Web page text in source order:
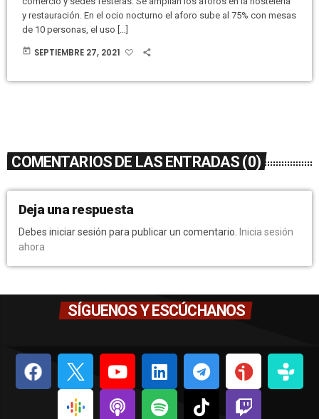
y restauración. En el ocio nocturno el aforo sube al 75% con mesas
de 10 personas, el uso […]
today SEPTIEMBRE 27, 2021
COMENTARIOS DE LAS ENTRADAS (0)
Deja una respuesta
Debes iniciar sesión para publicar un comentario.
Inicia sesión
ahora
SÍGUENOS Y ESCÚCHANOS